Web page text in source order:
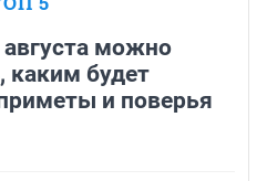
августа можно
каким будет
и поверья